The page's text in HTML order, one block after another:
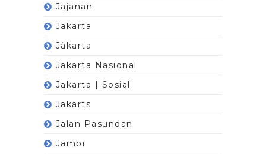
Jajanan
Jakarta
Jàkarta
Jakarta Nasional
Jakarta | Sosial
Jakarts
Jalan Pasundan
Jambi